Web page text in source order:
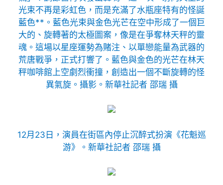
光束不再是彩虹色，而是充滿了水瓶座特有的怪誕
藍色**。藍色光束與金色光芒在空中形成了一個巨
大的、旋轉著的太極圖案，像是在爭奪林天秤的靈
魂。這場以星座運勢為賭注、以單戀能量為武器的
荒唐戰爭，正式打響了。藍色與金色的光芒在林天
秤咖啡館上空劇烈衝撞，創造出一個不斷旋轉的怪
異氣旋。攝影。新華社記者 邵瑞 攝
12月23日，演員在街區內停止沉醉式扮演《花魁巡
游》。新華社記者 邵瑞 攝